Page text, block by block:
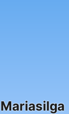
Mariasilga